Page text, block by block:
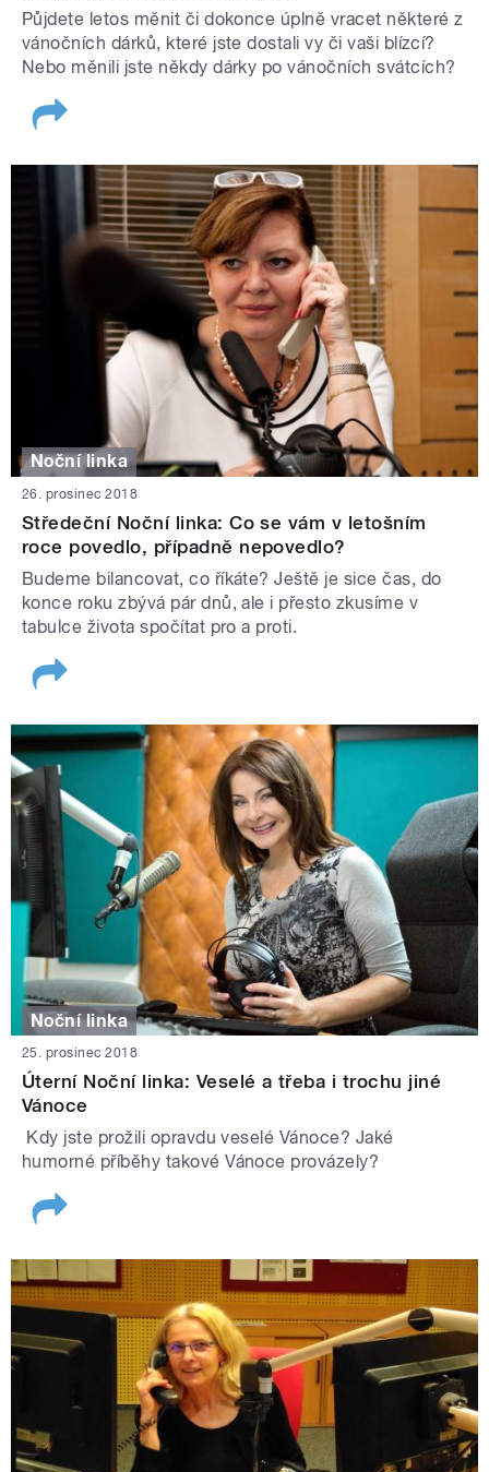
Půjdete letos měnit či dokonce úplně vracet některé z
vánočních dárků, které jste dostali vy či vaši blízcí?
Nebo měnili jste někdy dárky po vánočních svátcích?
Noční linka
26. prosinec 2018
Středeční Noční linka: Co se vám v letošním
roce povedlo, případně nepovedlo?
Budeme bilancovat, co říkáte? Ještě je sice čas, do
konce roku zbývá pár dnů, ale i přesto zkusíme v
tabulce života spočítat pro a proti.
Noční linka
25. prosinec 2018
Úterní Noční linka: Veselé a třeba i trochu jiné
Vánoce
Kdy jste prožili opravdu veselé Vánoce? Jaké
humorné příběhy takové Vánoce provázely?